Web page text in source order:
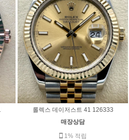
롤렉스 데이저스트 41 126333
매장상담
1% 적립